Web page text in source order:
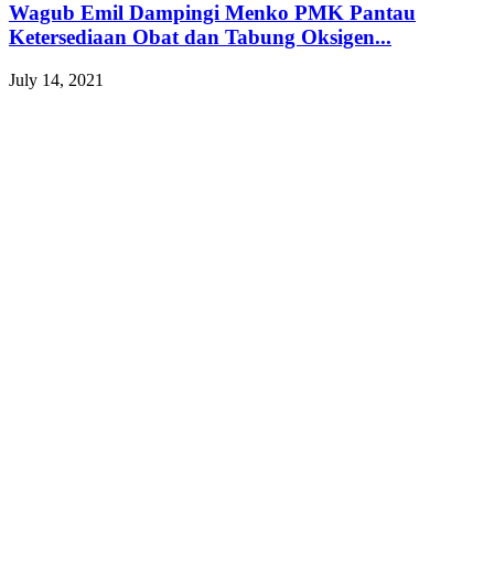
Wagub Emil Dampingi Menko PMK Pantau
Ketersediaan Obat dan Tabung Oksigen...
July 14, 2021